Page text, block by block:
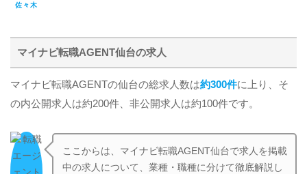
佐々木
マイナビ転職AGENT仙台の求人
マイナビ転職AGENTの仙台の総求人数は約300件に上り、そ
の内公開求人は約200件、非公開求人は約100件です。
ここからは、マイナビ転職AGENT仙台で求人を掲載
中の求人について、業種・職種に分けて徹底解説し